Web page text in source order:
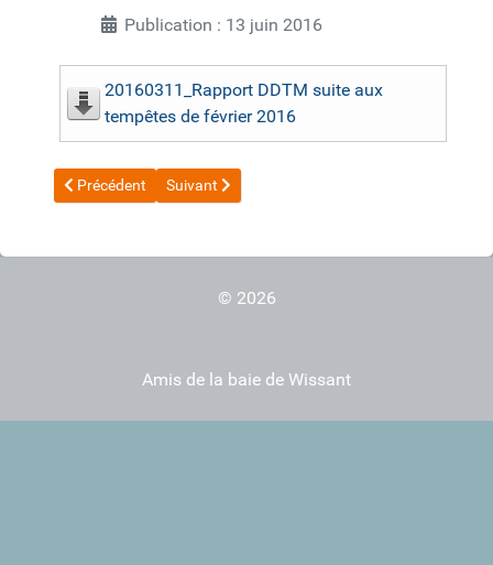
Publication : 13 juin 2016
20160311_Rapport DDTM suite aux
tempêtes de février 2016
Article précédent : 20161129_Communauté de communes et
Précédent Article suivant : 20160401_Conférence sur
Suivant
© 2026
Amis de la baie de Wissant